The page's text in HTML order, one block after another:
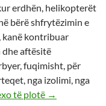
erdhën, helikopterët
bërë shfrytëzimin e
kanë kontribuar
aftësitë
fuqimisht, për
nga izolimi, nga
të plotë →